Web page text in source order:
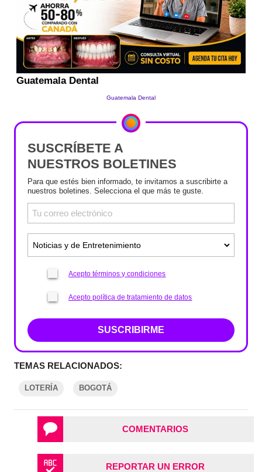
SUSCRÍBETE A
NUESTROS BOLETINES
Para que estés bien informado, te invitamos a suscribirte a
nuestros boletines. Selecciona el que más te guste.
Acepto términos y condiciones
Acepto política de tratamiento de datos
SUSCRIBIRME
TEMAS RELACIONADOS:
LOTERÍA BOGOTÁ
COMENTARIOS
REPORTAR UN ERROR